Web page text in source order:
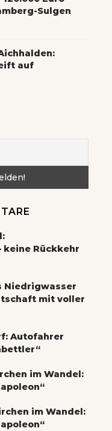
Sulgen
auf
keine Rückkehr
Niedrigwasser
mit voller
Autofahrer
im Wandel:
im Wandel: